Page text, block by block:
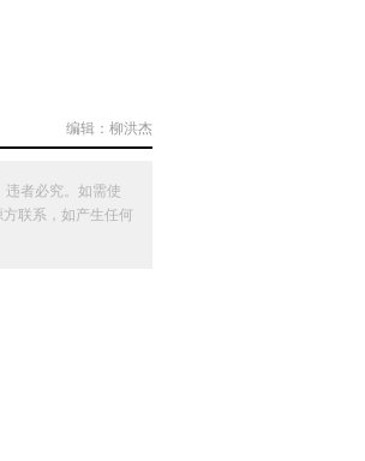
编辑：柳洪杰
违者必究。如需使
联系，如产生任何